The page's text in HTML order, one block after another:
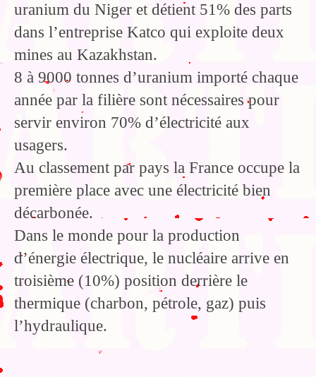
uranium du Niger et détient 51% des parts
dans l’entreprise Katco qui exploite deux
mines au Kazakhstan.
8 à 9000 tonnes d’uranium importé chaque
année par la filière sont nécessaires pour
servir environ 70% d’électricité aux
usagers.
Au classement par pays la France occupe la
première place avec une électricité bien
décarbonée.
Dans le monde pour la production
d’énergie électrique, le nucléaire arrive en
troisième (10%) position derrière le
thermique (charbon, pétrole, gaz) puis
l’hydraulique.